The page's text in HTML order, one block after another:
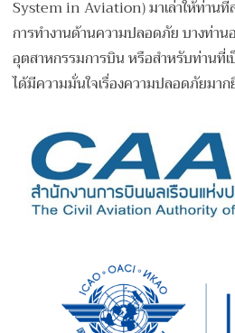
System in Aviation) มาเล่าให้ท่านที่
การทำงานด้านความปลอดภัย บางท่าน
อุตสาหกรรมการบิน หรือสำหรับท่านที่
ได้มีความมั่นใจเรื่องความปลอดภัยมา